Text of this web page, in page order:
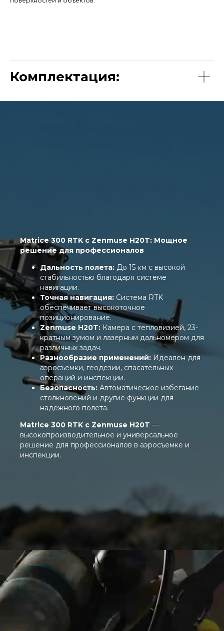
Комплектация:
Matrice 300 RTK с Zenmuse H20T: Мощное
решение для профессионалов
Дальность полета: До 15 км с высокой
стабильностью благодаря системе
навигации.
Точная навигация: Система RTK
обеспечивает высокоточное
позиционирование.
Zenmuse H20T: Камера с тепловизией, 23-
кратным зумом и лазерным дальномером для
различных задач.
Разнообразие применений: Идеален для
аэросъемки, геодезии, спасательных
операций и инспекции.
Безопасность: Автоматическое избегание
столкновений и другие функции для
надежного полета.
Matrice 300 RTK с Zenmuse H20T —
высокопроизводительное и универсальное
решение для профессионалов в аэросъемке и
инспекции.